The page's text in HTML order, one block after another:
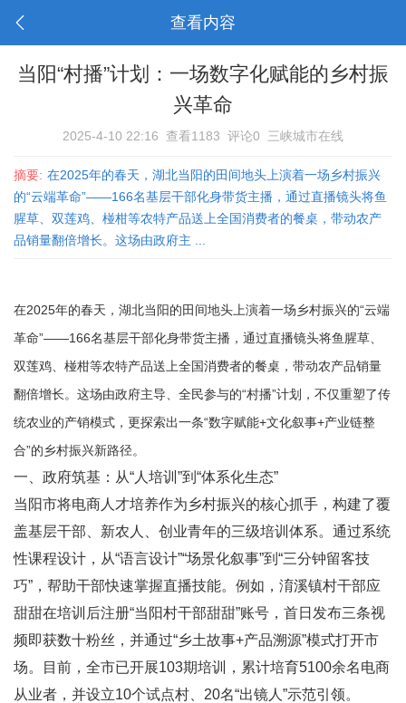
查看内容
当阳“村播”计划：一场数字化赋能的乡村振
兴革命
2025-4-10 22:16 查看1183 评论0 三峡城市在线
摘要: 在2025年的春天，湖北当阳的田间地头上演着一场乡村振兴
的“云端革命”——166名基层干部化身带货主播，通过直播镜头将鱼
腥草、双莲鸡、椪柑等农特产品送上全国消费者的餐桌，带动农产
品销量翻倍增长。这场由政府主 ...
在2025年的春天，湖北当阳的田间地头上演着一场乡村振兴的“云端
革命”——166名基层干部化身带货主播，通过直播镜头将鱼腥草、
双莲鸡、椪柑等农特产品送上全国消费者的餐桌，带动农产品销量
翻倍增长。这场由政府主导、全民参与的“村播”计划，不仅重塑了传
统农业的产销模式，更探索出一条“数字赋能+文化叙事+产业链整
合”的乡村振兴新路径。
一、政府筑基：从“人培训”到“体系化生态”
当阳市将电商人才培养作为乡村振兴的核心抓手，构建了覆
盖基层干部、新农人、创业青年的三级培训体系。通过系统
性课程设计，从“语言设计”“场景化叙事”到“三分钟留客技
巧”，帮助干部快速掌握直播技能。例如，淯溪镇村干部应
甜甜在培训后注册“当阳村干部甜甜”账号，首日发布三条视
频即获数十粉丝，并通过“乡土故事+产品溯源”模式打开市
场。目前，全市已开展103期培训，累计培育5100余名电商
从业者，并设立10个试点村、20名“出镜人”示范引领。